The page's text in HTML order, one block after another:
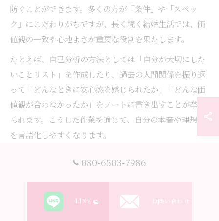
防ぐことができます。多くの方が「条件」や「スペッ
ク」にこだわりがちですが、長く続く結婚生活では、価
値観の一致や心地よさが重要な役割を果たします。
たとえば、自己分析の方法としては「自分が大切にした
いことリスト」を作成したり、過去の人間関係を振り返
って「どんなときに安心感を感じられたか」「どんな価
値観が合わなかったか」をノートに書き出すことが挙げ
られます。こうした作業を通じて、自分の本音や理想像
を言語化しやすくなります。
中でモチベーションを失うリスクも高まります。自分ら
しい結婚を目指すためにも、定期的な自己振り返りを大
切にしましょう。
080-6503-7986
LINE お問い合わせ